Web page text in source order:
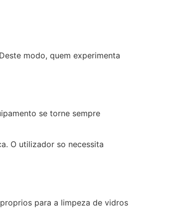
modo, quem experimenta
se torne sempre
O utilizador so necessita
para a limpeza de vidros